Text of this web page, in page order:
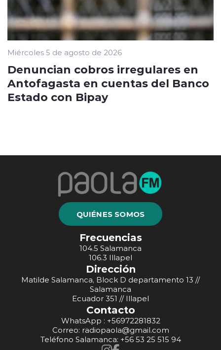
Miércoles 5 de agosto de 2026
Denuncian cobros irregulares en
Antofagasta en cuentas del Banco
Estado con Bipay
QUIÉNES SOMOS
Frecuencias
104.5 Salamanca
106.3 Illapel
Dirección
Matilde Salamanca, Block D departamento 13 //
Salamanca
Ecuador 351 // Illapel
Contacto
WhatsApp : +56972281832
Correo: radiopaola@gmail.com
Teléfono Salamanca: +56 53 25 515 94